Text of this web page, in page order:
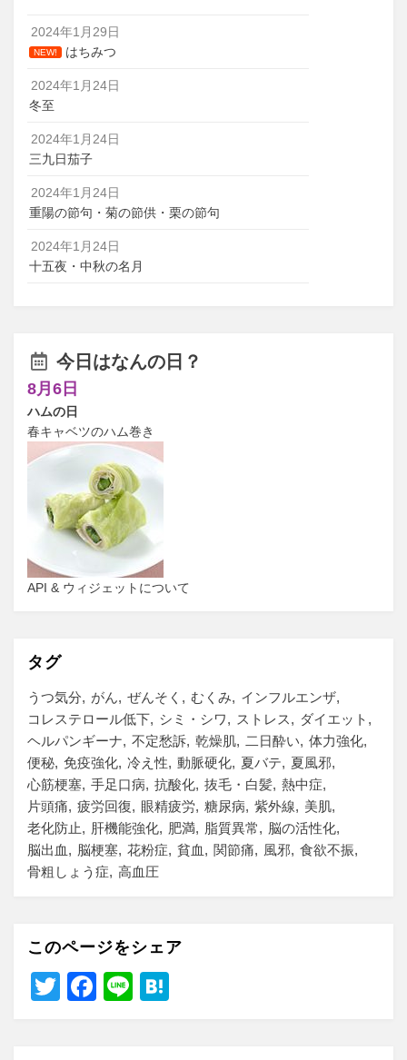
2024年1月29日
NEW! はちみつ
2024年1月24日
冬至
2024年1月24日
三九日茄子
2024年1月24日
重陽の節句・菊の節供・栗の節句
2024年1月24日
十五夜・中秋の名月
今日はなんの日？
8月6日
ハムの日
春キャベツのハム巻き
API & ウィジェットについて
タグ
うつ気分 がん ぜんそく むくみ
インフルエンザ
コレステロール低下
シミ・シワ ストレス
ダイエット
ヘルパンギーナ
不定愁訴 乾燥肌 二日酔い
体力強化
便秘 免疫強化 冷え性 動脈硬化 夏バテ
夏風邪
心筋梗塞 手足口病 抗酸化 抜毛・白髪 熱中症
片頭痛
疲労回復 眼精疲労 糖尿病 紫外線
美肌
老化防止
肝機能強化 肥満 脂質異常
脳の活性化
脳出血
脳梗塞 花粉症 貧血 関節痛 風邪 食欲不振
骨粗しょう症
高血圧
このページをシェア
T
F
Li